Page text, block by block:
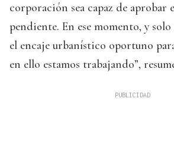
corporación sea capaz de aprobar
pendiente. En ese momento, y solo
el encaje urbanístico oportuno
en ello estamos trabajando”,